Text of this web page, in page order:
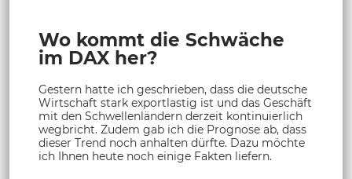
Wo kommt die Schwäche
im DAX her?
Gestern hatte ich geschrieben, dass die deutsche
Wirtschaft stark exportlastig ist und das Geschäft
mit den Schwellenländern derzeit kontinuierlich
wegbricht. Zudem gab ich die Prognose ab, dass
dieser Trend noch anhalten dürfte. Dazu möchte
ich Ihnen heute noch einige Fakten liefern.